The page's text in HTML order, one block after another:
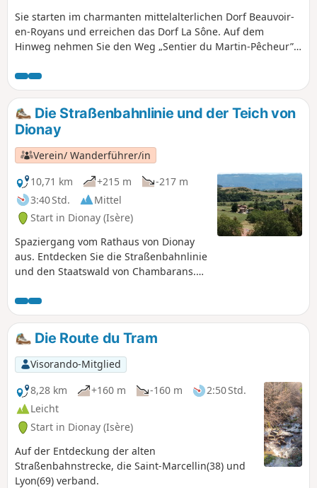
Sie starten im charmanten mittelalterlichen Dorf Beauvoir-
en-Royans und erreichen das Dorf La Sône. Auf dem
Hinweg nehmen Sie den Weg „Sentier du Martin-Pêcheur”
und Natur verbindet. September 2020: Mehrere Wanderer
melden uns eine starke Verschlechterung des Weges
entlang der Isère. Einige Passagen können sogar gefährlich
sein.Die Straßenbahnlinie und der Teich von
Dionay
Verein/ Wanderführer/in
10,71 km
+215 m
-217 m
3:40 Std.
Mittel
Start in Dionay (Isère)
Spaziergang vom Rathaus von Dionay
aus. Entdecken Sie die Straßenbahnlinie
und den Staatswald von Chambarans.
freier Blick auf den Vercors und die
Chartreuse.
Die Route du Tram
Visorando-Mitglied
8,28 km
+160 m -160 m
2:50 Std.
Leicht
Start in Dionay (Isère)
Auf der Entdeckung der alten
Straßenbahnstrecke, die Saint-Marcellin(38) und
Lyon(69) verband.